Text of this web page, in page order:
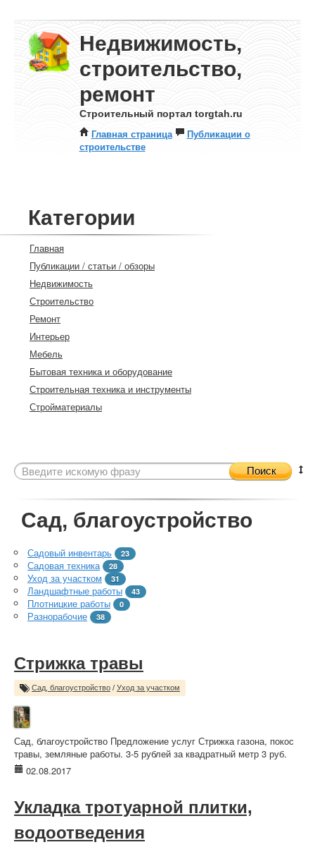
Недвижимость,
строительство,
ремонт
Строительный портал torgtah.ru
Главная страница
Публикации о
строительстве
Категории
Главная
Публикации / статьи / обзоры
Недвижимость
Строительство
Ремонт
Интерьер
Мебель
Бытовая техника и оборудование
Строительная техника и инструменты
Стройматериалы
Поиск
Сад, благоустройство
Садовый инвентарь 23
Садовая техника 28
Уход за участком 31
Ландшафтные работы 43
Плотницкие работы 0
Разнорабочие 38
Стрижка травы
Сад, благоустройство / Уход за участком
Сад, благоустройство Предложение услуг Стрижка газона, покос
травы, земляные работы. 3-5 рублей за квадратный метр 3 руб.
02.08.2017
Укладка тротуарной плитки,
водоотведения